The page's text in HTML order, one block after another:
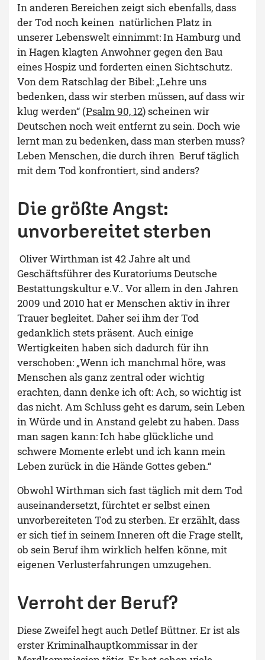
In anderen Bereichen zeigt sich ebenfalls, dass
der Tod noch keinen natürlichen Platz in
unserer Lebenswelt einnimmt: In Hamburg und
in Hagen klagten Anwohner gegen den Bau
eines Hospiz und forderten einen Sichtschutz.
Von dem Ratschlag der Bibel: „Lehre uns
bedenken, dass wir sterben müssen, auf dass wir
klug werden“ (Psalm 90, 12) scheinen wir
Deutschen noch weit entfernt zu sein. Doch wie
lernt man zu bedenken, dass man sterben muss?
Leben Menschen, die durch ihren Beruf täglich
mit dem Tod konfrontiert, sind anders?
Die größte Angst:
unvorbereitet sterben
Oliver Wirthman ist 42 Jahre alt und
Geschäftsführer des Kuratoriums Deutsche
Bestattungskultur e.V.. Vor allem in den Jahren
2009 und 2010 hat er Menschen aktiv in ihrer
Trauer begleitet. Daher sei ihm der Tod
gedanklich stets präsent. Auch einige
Wertigkeiten haben sich dadurch für ihn
verschoben: „Wenn ich manchmal höre, was
Menschen als ganz zentral oder wichtig
erachten, dann denke ich oft: Ach, so wichtig ist
das nicht. Am Schluss geht es darum, sein Leben
in Würde und in Anstand gelebt zu haben. Dass
man sagen kann: Ich habe glückliche und
schwere Momente erlebt und ich kann mein
Leben zurück in die Hände Gottes geben.“
Obwohl Wirthman sich fast täglich mit dem Tod
auseinandersetzt, fürchtet er selbst einen
unvorbereiteten Tod zu sterben. Er erzählt, dass
er sich tief in seinem Inneren oft die Frage stellt,
ob sein Beruf ihm wirklich helfen könne, mit
eigenen Verlusterfahrungen umzugehen.
Verroht der Beruf?
Diese Zweifel hegt auch Detlef Büttner. Er ist als
erster Kriminalhauptkommissar in der